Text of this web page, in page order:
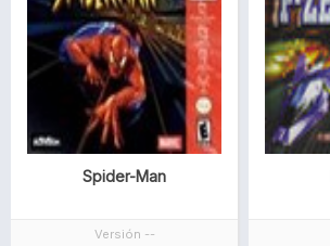
Spider-Man
Versión --